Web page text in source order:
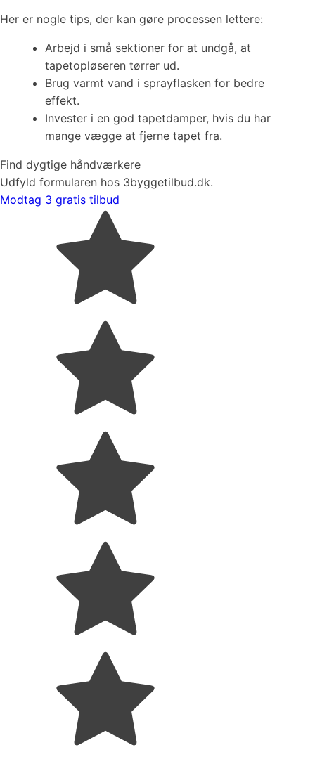
Her er nogle tips, der kan gøre processen lettere:
Arbejd i små sektioner for at undgå, at
tapetopløseren tørrer ud.
Brug varmt vand i sprayflasken for bedre
effekt.
Invester i en god tapetdamper, hvis du har
mange vægge at fjerne tapet fra.
Find dygtige håndværkere
Udfyld formularen hos 3byggetilbud.dk.
Modtag 3 gratis tilbud